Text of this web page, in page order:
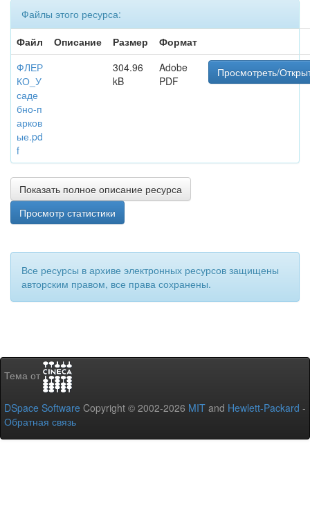
Файлы этого ресурса:
Файл
Описание Размер
Формат
ФЛЕР
КО_У
саде
бно-п
арков
ые.pd
f
304.96
kB
Adobe
PDF
Просмотреть/
Показать полное описание ресурса
Просмотр статистики
Все ресурсы в архиве электронных ресурсов защищены
авторским правом, все права сохранены.
Тема от
DSpace Software Copyright © 2002-2026 MIT and Hewlett-Packard -
Обратная связь